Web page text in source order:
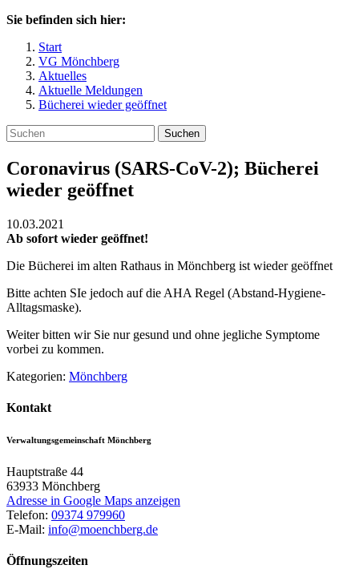
Sie befinden sich hier:
Start
VG Mönchberg
Aktuelles
Aktuelle Meldungen
Bücherei wieder geöffnet
Suchen
Coronavirus (SARS-CoV-2); Bücherei
wieder geöffnet
10.03.2021
Ab sofort wieder geöffnet!
Die Bücherei im alten Rathaus in Mönchberg ist wieder geöffnet
Bitte achten SIe jedoch auf die AHA Regel (Abstand-Hygiene-
Alltagsmaske).
Weiter bitten wir Sie nur gesund und ohne jegliche Symptome
vorbei zu kommen.
Kategorien: Mönchberg
Kontakt
Verwaltungsgemeinschaft Mönchberg
Hauptstraße 44
63933 Mönchberg
Adresse in Google Maps anzeigen
Telefon: 09374 979960
E-Mail: info@moenchberg.de
Öffnungszeiten